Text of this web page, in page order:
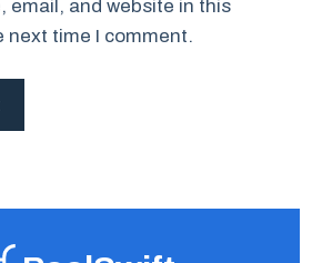
email, and website in this
next time I comment.